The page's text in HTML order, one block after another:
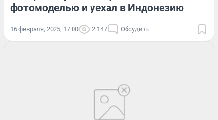
фотомоделью и уехал в Индонезию
16 февраля, 2025, 17:00 2 147 Обсудить